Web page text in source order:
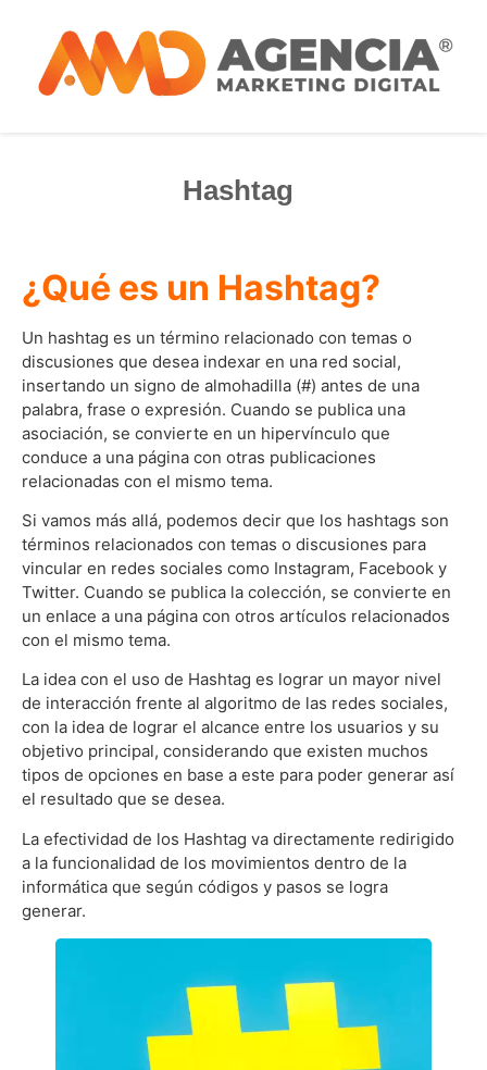
Hashtag
¿Qué es un Hashtag?
Un hashtag es un término relacionado con temas o
discusiones que desea indexar en una red social,
insertando un signo de almohadilla (#) antes de una
palabra, frase o expresión. Cuando se publica una
asociación, se convierte en un hipervínculo que
conduce a una página con otras publicaciones
relacionadas con el mismo tema.
Si vamos más allá, podemos decir que los hashtags son
términos relacionados con temas o discusiones para
vincular en redes sociales como Instagram, Facebook y
Twitter. Cuando se publica la colección, se convierte en
un enlace a una página con otros artículos relacionados
con el mismo tema.
La idea con el uso de Hashtag es lograr un mayor nivel
de interacción frente al algoritmo de las redes sociales,
con la idea de lograr el alcance entre los usuarios y su
objetivo principal, considerando que existen muchos
tipos de opciones en base a este para poder generar así
el resultado que se desea.
La efectividad de los Hashtag va directamente redirigido
a la funcionalidad de los movimientos dentro de la
informática que según códigos y pasos se logra
generar.